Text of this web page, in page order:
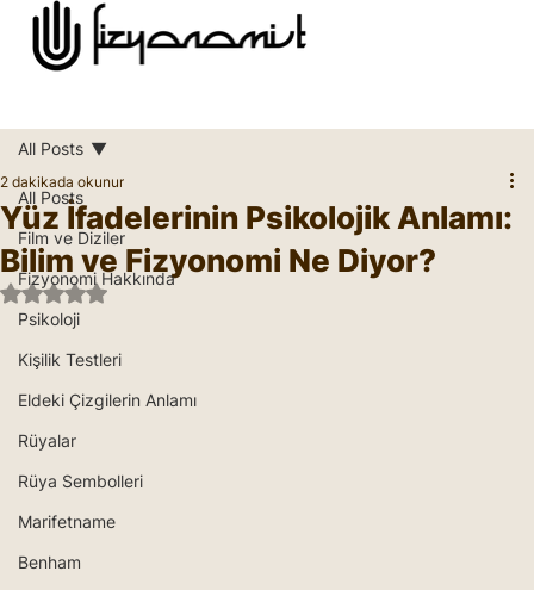
All Posts
Film ve Diziler
Fizyonomi Hakkında
Psikoloji
Kişilik Testleri
Eldeki Çizgilerin Anlamı
Rüyalar
Rüya Sembolleri
Marifetname
Benham
All Posts
Yüz İfadelerinin Psikolojik Anlamı:
Bilim ve Fizyonomi Ne Diyor?
2 dakikada okunur
5 üzerinden NaN yıldız